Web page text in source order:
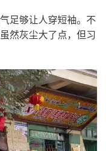
足够让人穿短袖。不
然灰尘大了点，但习